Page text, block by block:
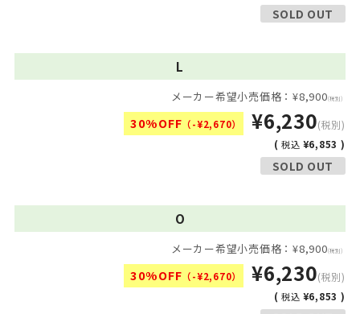
SOLD OUT
L
メーカー希望小売価格：¥8,900(税別)
30%OFF （-¥2,670） ¥6,230(税別)
(税込 ¥6,853 )
SOLD OUT
O
メーカー希望小売価格：¥8,900(税別)
30%OFF （-¥2,670） ¥6,230(税別)
(税込 ¥6,853 )